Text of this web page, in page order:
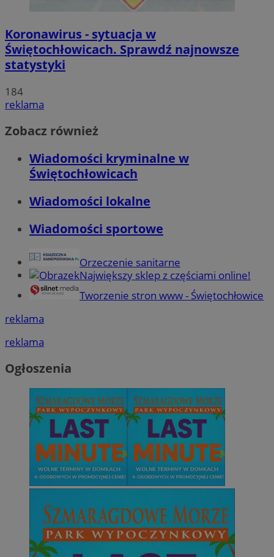
Koronawirus - sytuacja w
Świętochłowicach. Sprawdź najnowsze
statystyki
184
reklama
Zobacz również
Wiadomości kryminalne w
Świętochłowicach
Wiadomości lokalne
Wiadomości sportowe
Orzeczenie sanitarne
Największy sklep z częściami online!
Tworzenie stron www - Świętochłowice
reklama
reklama
Ogłoszenia